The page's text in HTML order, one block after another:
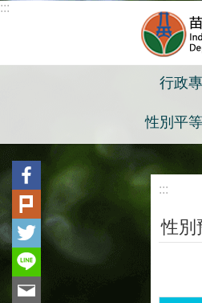
跳到主要內容區塊
:::
行政
性別平
:::
性別